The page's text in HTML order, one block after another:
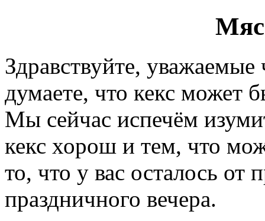
Здравствуйте, уважаемые
думаете, что кекс может
Мы сейчас испечём
кекс хорош и тем, что
то, что у вас осталось от
праздничного вечера.